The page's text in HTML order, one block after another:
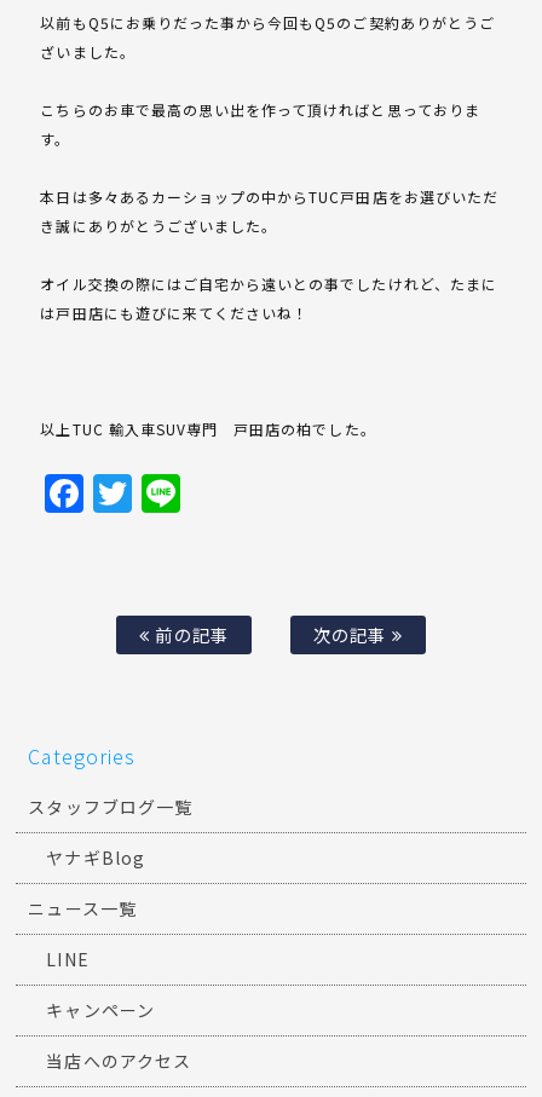
以前もQ5にお乗りだった事から今回もQ5のご契約ありがとうご
ざいました。
こちらのお車で最高の思い出を作って頂ければと思っておりま
す。
本日は多々あるカーショップの中からTUC戸田店をお選びいただ
き誠にありがとうございました。
オイル交換の際にはご自宅から遠いとの事でしたけれど、たまに
は戸田店にも遊びに来てくださいね！
以上TUC 輸入車SUV専門 戸田店の柏でした。
Facebook
Twitter
前の記事 次の記事
Categories
スタッフブログ一覧
ヤナギBlog
ニュース一覧
LINE
キャンペーン
当店へのアクセス